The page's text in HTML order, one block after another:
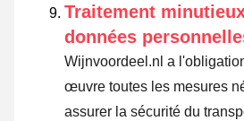
Traitement
données
Wijnvoordeel.nl a
œuvre toutes les mesures
assurer la sécurité du